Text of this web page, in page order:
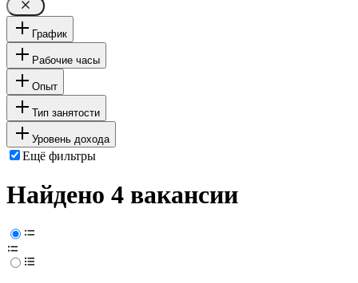
График
Рабочие часы
Опыт
Тип занятости
Уровень дохода
Ещё фильтры
Найдено 4 вакансии